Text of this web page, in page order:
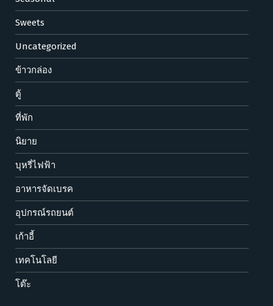
Sweets
Uncategorized
ข้าวกล่อง
ตู้
ที่พัก
นิยาย
บุหรี่ไฟฟ้า
อาหารจัดเบรค
อุปกรณ์รถยนต์
เก้าอี้
เทคโนโลยี
โต๊ะ